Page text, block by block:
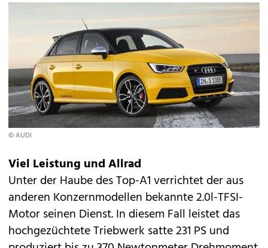
© AUDI
Viel Leistung und Allrad
Unter der Haube des Top-A1 verrichtet der aus
anderen Konzernmodellen bekannte 2.0l-TFSI-
Motor seinen Dienst. In diesem Fall leistet das
hochgezüchtete Triebwerk satte 231 PS und